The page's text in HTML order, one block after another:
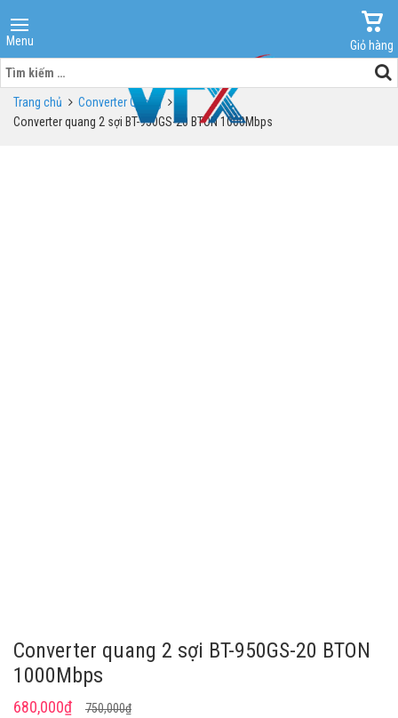
Menu
Giỏ hàng
Tìm
kiếm
cho:Trang chủ
Converter Quang
Converter quang 2 sợi BT-950GS-20 BTON 1000Mbps
Converter quang 2 sợi BT-950GS-20 BTON
1000Mbps
750,000₫Giá
680,000₫
Giá